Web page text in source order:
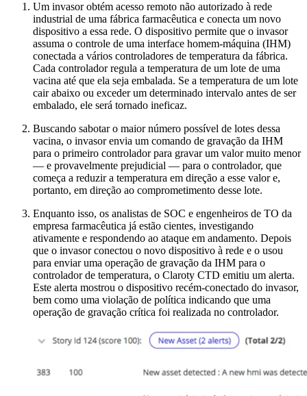
Um invasor obtém acesso remoto não autorizado à rede
industrial de uma fábrica farmacêutica e conecta um novo
dispositivo a essa rede. O dispositivo permite que o invasor
assuma o controle de uma interface homem-máquina (IHM)
conectada a vários controladores de temperatura da fábrica.
Cada controlador regula a temperatura de um lote de uma
vacina até que ela seja embalada. Se a temperatura de um lote
cair abaixo ou exceder um determinado intervalo antes de ser
embalado, ele será tornado ineficaz.
Buscando sabotar o maior número possível de lotes dessa
vacina, o invasor envia um comando de gravação da IHM
para o primeiro controlador para gravar um valor muito menor
— e provavelmente prejudicial — para o controlador, que
começa a reduzir a temperatura em direção a esse valor e,
portanto, em direção ao comprometimento desse lote.
Enquanto isso, os analistas de SOC e engenheiros de TO da
empresa farmacêutica já estão cientes, investigando
ativamente e respondendo ao ataque em andamento. Depois
que o invasor conectou o novo dispositivo à rede e o usou
para enviar uma operação de gravação da IHM para o
controlador de temperatura, o Claroty CTD emitiu um alerta.
Este alerta mostrou o dispositivo recém-conectado do invasor,
bem como uma violação de política indicando que uma
operação de gravação crítica foi realizada no controlador.